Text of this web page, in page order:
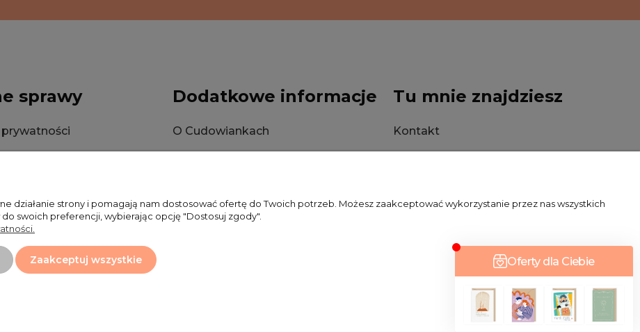
sprawy Dodatkowe informacje
O Cudowiankach
Zwroty i reklamacje
Tu mnie znajdziesz
Kontakt
działanie strony i pomagają nam dostosować ofertę do Twoich potrzeb. Możesz zaakceptować wykorzystanie przez nas wszystkich
swoich preferencji, wybierając opcję "Dostosuj zgody".
Zaakceptuj wszystkie